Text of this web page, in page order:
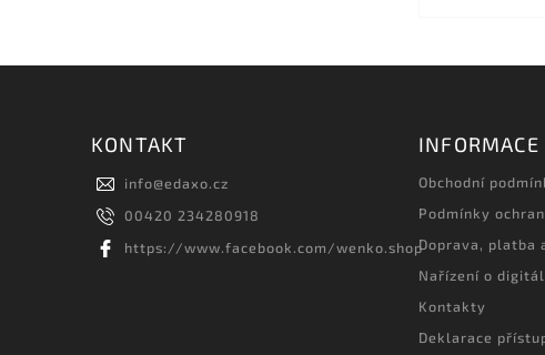
KONTAKT
info@edaxo.cz
00420 234280918
https://www.facebook.com/wenko.shop
INFORMACE
Obchodní
Podmínky
Doprava, platba
Nařízení o
Kontakty
Deklarace